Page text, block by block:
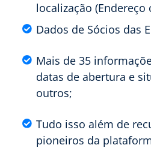
localização (Endereço
Dados de Sócios das
Mais de 35
datas de abertura e
outros;
Tudo isso além de
pioneiros da